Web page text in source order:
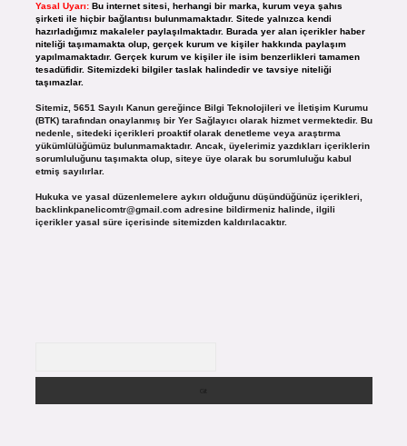
Yasal Uyarı: Bu internet sitesi, herhangi bir marka, kurum veya şahıs
şirketi ile hiçbir bağlantısı bulunmamaktadır. Sitede yalnızca kendi
hazırladığımız makaleler paylaşılmaktadır. Burada yer alan içerikler haber
niteliği taşımamakta olup, gerçek kurum ve kişiler hakkında paylaşım
yapılmamaktadır. Gerçek kurum ve kişiler ile isim benzerlikleri tamamen
tesadüfidir. Sitemizdeki bilgiler taslak halindedir ve tavsiye niteliği
taşımazlar.
Sitemiz, 5651 Sayılı Kanun gereğince Bilgi Teknolojileri ve İletişim Kurumu
(BTK) tarafından onaylanmış bir Yer Sağlayıcı olarak hizmet vermektedir. Bu
nedenle, sitedeki içerikleri proaktif olarak denetleme veya araştırma
yükümlülüğümüz bulunmamaktadır. Ancak, üyelerimiz yazdıkları içeriklerin
sorumluluğunu taşımakta olup, siteye üye olarak bu sorumluluğu kabul
etmiş sayılırlar.
Hukuka ve yasal düzenlemelere aykırı olduğunu düşündüğünüz içerikleri,
backlinkpanelicomtr@gmail.comadresine bildirmeniz halinde, ilgili
içerikler yasal süre içerisinde sitemizden kaldırılacaktır.